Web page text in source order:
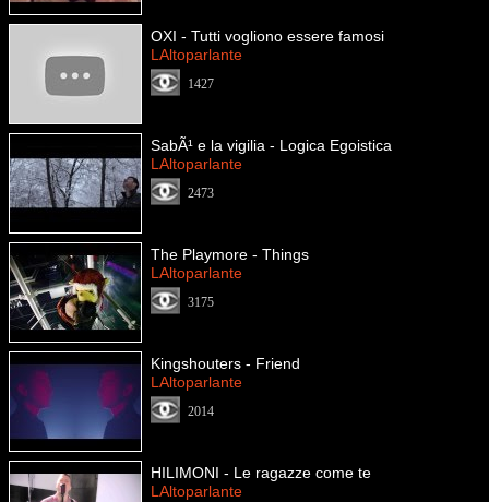
OXI - Tutti vogliono essere famosi
LAltoparlante
1427
SabÃ¹ e la vigilia - Logica Egoistica
LAltoparlante
2473
The Playmore - Things
LAltoparlante
3175
Kingshouters - Friend
LAltoparlante
2014
HILIMONI - Le ragazze come te
LAltoparlante